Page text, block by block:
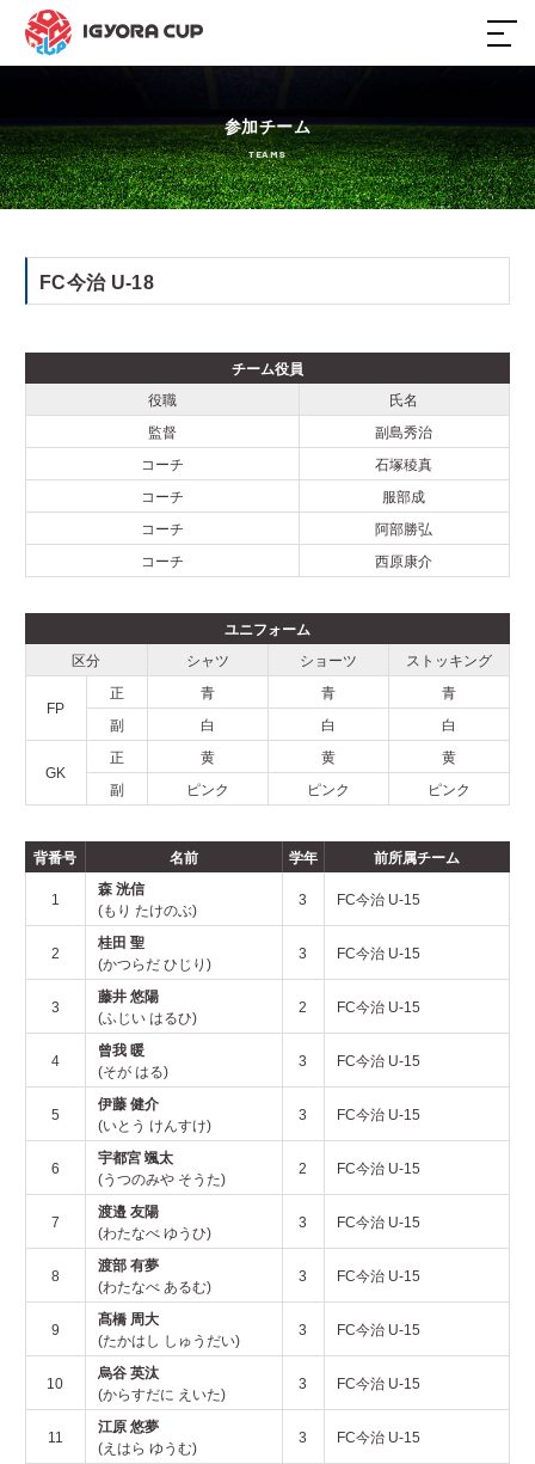
大会概要
2025年
2024年
2023年
お問い合わせ
参加チーム
TEAMS
FC今治 U-18
チーム役員
役職
氏名
監督
副島秀治
コーチ
石塚稜真
コーチ
服部成
コーチ
阿部勝弘
コーチ
西原康介
ユニフォーム
区分
シャツ ショーツ ストッキング
FP
正 青 青
青
副
白 白 白
GK
正 黄 黄
黄
副
ピンク ピンク ピンク
背番号 名前 学年
前所属チーム
1
森 洸信
(もり たけのぶ)
3 FC今治 U-15
2
桂田 聖
(かつらだ ひじり)
3 FC今治 U-15
3
藤井 悠陽
(ふじい はるひ)
2 FC今治 U-15
4
曾我 暖
(そが はる)
3 FC今治 U-15
5
伊藤 健介
(いとう けんすけ)
3 FC今治 U-15
6
宇都宮 颯太
(うつのみや そうた)
2 FC今治 U-15
7
渡邉 友陽
(わたなべ ゆうひ)
3 FC今治 U-15
8
渡部 有夢
(わたなべ あるむ)
3 FC今治 U-15
9
髙橋 周大
(たかはし しゅうだい)
3 FC今治 U-15
10
烏谷 英汰
(からすだに えいた)
3 FC今治 U-15
11
江原 悠夢
(えはら ゆうむ)
3 FC今治 U-15